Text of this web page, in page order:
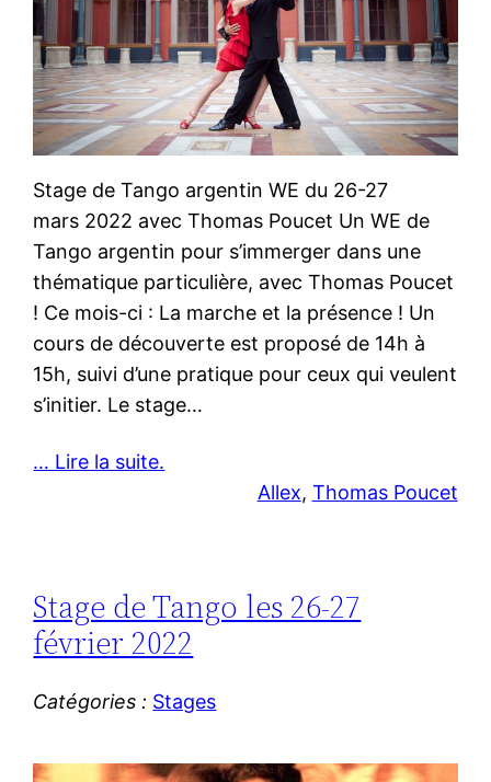
Stage de Tango argentin WE du 26-27
mars 2022 avec Thomas Poucet Un WE de
Tango argentin pour s’immerger dans une
thématique particulière, avec Thomas Poucet
! Ce mois-ci : La marche et la présence ! Un
cours de découverte est proposé de 14h à
15h, suivi d’une pratique pour ceux qui veulent
s’initier. Le stage…
… Lire la suite.
Allex, Thomas Poucet
Stage de Tango les 26-27
février 2022
Catégories : Stages